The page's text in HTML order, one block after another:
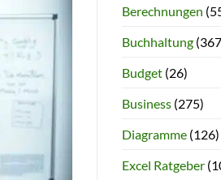
Berechnungen
Buchhaltung
Budget(26)
Business(275)
Diagramme(126)
Excel Ratgeber